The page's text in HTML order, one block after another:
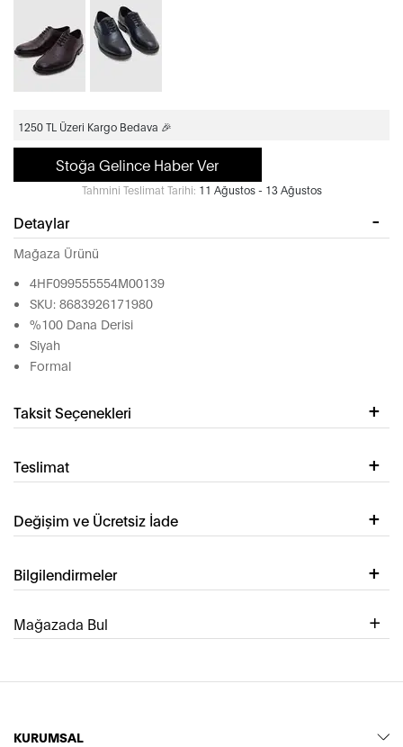
1250 TL Üzeri Kargo Bedava 🎉
Stoğa Gelince Haber Ver
Tahmini Teslimat Tarihi: 11 Ağustos - 13 Ağustos
Detaylar
Mağaza Ürünü
4HF099555554M00139
SKU: 8683926171980
%100 Dana Derisi
Siyah
Formal
Taksit Seçenekleri
Teslimat
Değişim ve Ücretsiz İade
Bilgilendirmeler
Mağazada Bul
KURUMSAL